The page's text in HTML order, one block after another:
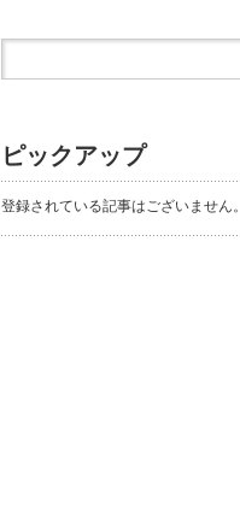
ピックアップ
登録されている記事はございません。